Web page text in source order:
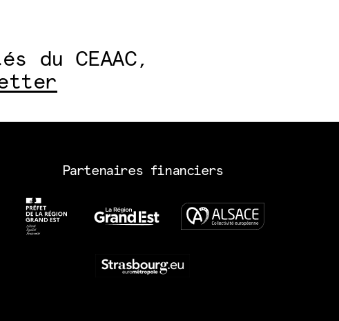
du CEAAC,
Partenaires financiers